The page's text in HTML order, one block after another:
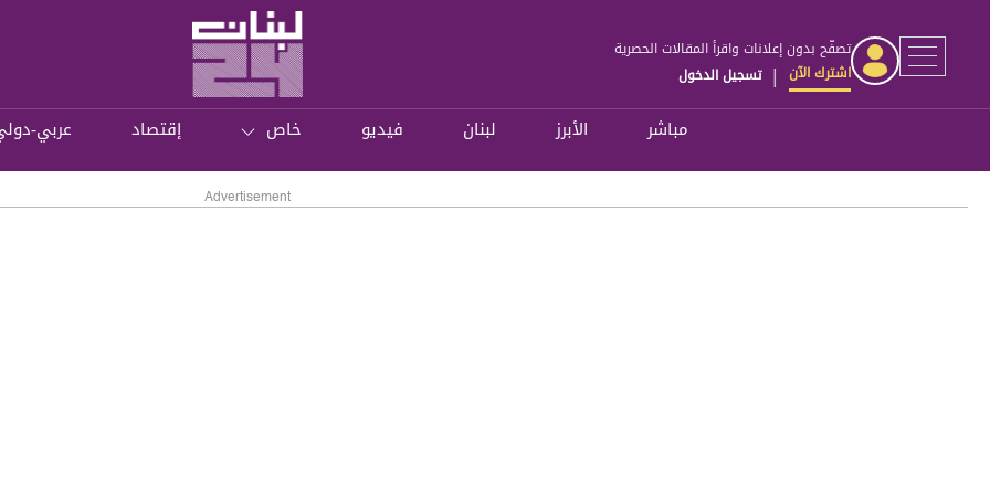
تصفّح بدون إعلانات واقرأ المقالات الحصرية
اشترك الآن | تسجيل الدخول
مباشر الأبرز لبنان فيديو خاص إقتصاد عربي-
Advertisement